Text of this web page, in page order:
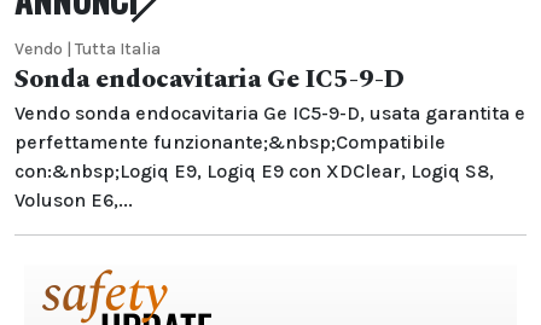
Vendo | Tutta Italia
Sonda endocavitaria Ge IC5-9-D
Vendo sonda endocavitaria Ge IC5-9-D, usata garantita e
perfettamente funzionante;&nbsp;Compatibile
con:&nbsp;Logiq E9, Logiq E9 con XDClear, Logiq S8,
Voluson E6,...